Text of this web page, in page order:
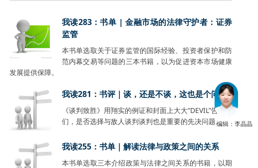
我读283：书单 | 金融市场的法律守护者：证券
监管
本书单选取关于证券监管的国际经验、投资者保护和防
范内幕交易等问题的三本书籍，以为促进资本市场健康
发展提供保障。
我读281：书评｜谈，还是不谈，这也是个问题
《谈判致胜》用翔实的例证和封面上大大“DEVIL”告诉我
们，是否选择与敌人谈判谈判也是重要的先决问题。
我读255：书单｜解读法律与政策之间的关系
本书单选取三本介绍政策与法律之间关系的书籍，以期
编辑：李晶晶